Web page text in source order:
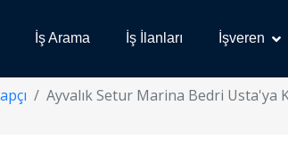
İş Arama İş İlanları İşveren
Ayvalık Setur Marina Bedri Usta'ya